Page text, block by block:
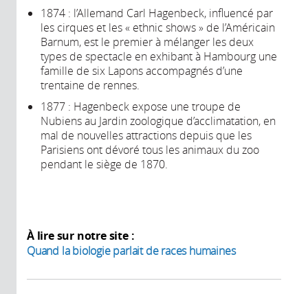
1874 : l’Allemand Carl Hagenbeck, influencé par
les cirques et les « ethnic shows » de l’Américain
Barnum, est le premier à mélanger les deux
types de spectacle en exhibant à Hambourg une
famille de six Lapons accompagnés d’une
trentaine de rennes.
1877 : Hagenbeck expose une troupe de
Nubiens au Jardin zoologique d’acclimatation, en
mal de nouvelles attractions depuis que les
Parisiens ont dévoré tous les animaux du zoo
pendant le siège de 1870.
À lire sur notre site :
Quand la biologie parlait de races humaines